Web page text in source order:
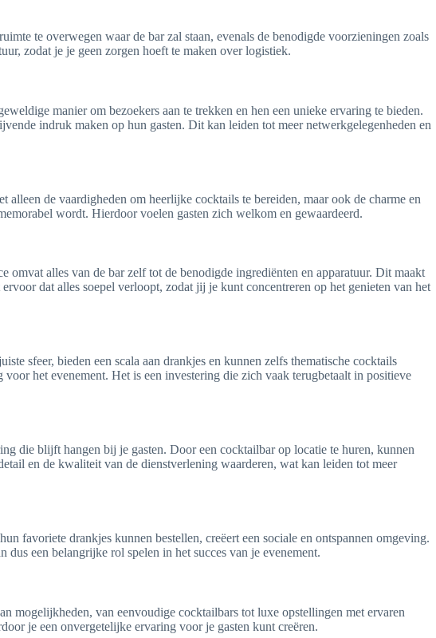
te overwegen waar de bar zal staan, evenals de benodigde voorzieningen zoals
zodat je je geen zorgen hoeft te maken over logistiek.
manier om bezoekers aan te trekken en hen een unieke ervaring te bieden.
indruk maken op hun gasten. Dit kan leiden tot meer netwerkgelegenheden en
de vaardigheden om heerlijke cocktails te bereiden, maar ook de charme en
wordt. Hierdoor voelen gasten zich welkom en gewaardeerd.
alles van de bar zelf tot de benodigde ingrediënten en apparatuur. Dit maakt
dat alles soepel verloopt, zodat jij je kunt concentreren op het genieten van het
sfeer, bieden een scala aan drankjes en kunnen zelfs thematische cocktails
het evenement. Het is een investering die zich vaak terugbetaalt in positieve
die blijft hangen bij je gasten. Door een cocktailbar op locatie te huren, kunnen
en de kwaliteit van de dienstverlening waarderen, wat kan leiden tot meer
favoriete drankjes kunnen bestellen, creëert een sociale en ontspannen omgeving.
een belangrijke rol spelen in het succes van je evenement.
mogelijkheden, van eenvoudige cocktailbars tot luxe opstellingen met ervaren
je een onvergetelijke ervaring voor je gasten kunt creëren.